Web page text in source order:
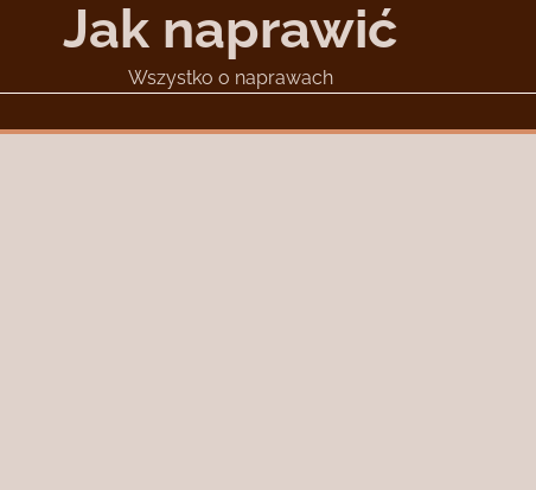
Jak naprawić
Wszystko o naprawach